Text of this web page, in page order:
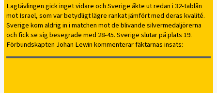
Lagtävlingen gick inget vidare och Sverige åkte ut redan i 32-tablån
mot Israel, som var betydligt lägre rankat jämfört med deras kvalité.
Sverige kom aldrig in i matchen mot de blivande silvermedaljörerna
och fick se sig besegrade med 28-45. Sverige slutar på plats 19.
Förbundskapten Johan Lewin kommenterar fäktarnas insats: